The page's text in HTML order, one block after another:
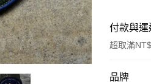
付款與
超取滿
付款方式
品牌